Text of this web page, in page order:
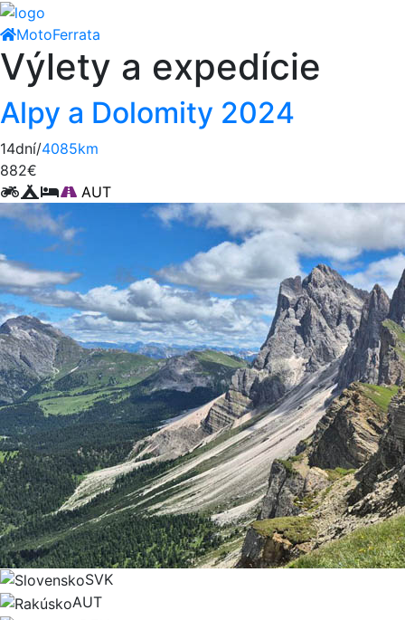
MotoFerrata
Výlety a expedície
Alpy a Dolomity 2024
14dní/4085km
882€
AUT
SVK
AUT